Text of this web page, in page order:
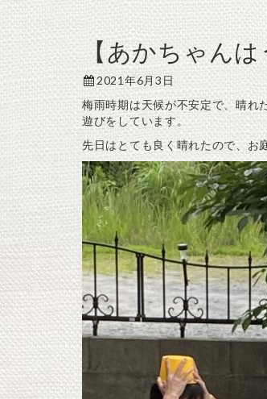
【あかちゃん
2021年6月3日
梅雨時期は天候が不安定で、晴れ
遊びをしています。
先日はとても良く晴れたので、お